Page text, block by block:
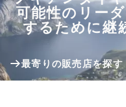
可能性のリー
するために継
最寄りの販売店を探す